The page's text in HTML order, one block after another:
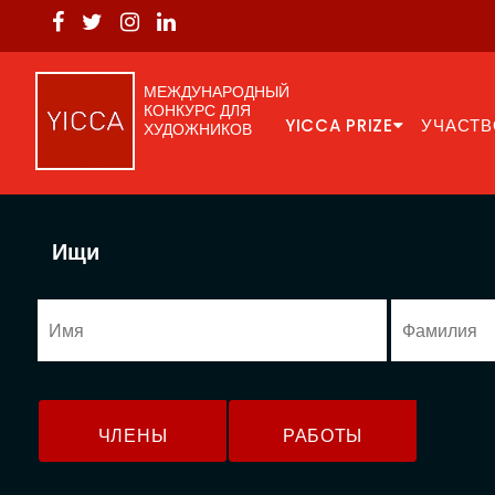
МЕЖДУНАРОДНЫЙ
КОНКУРС ДЛЯ
ХУДОЖНИКОВ
YICCA PRIZE
Ищи
ЧЛЕНЫ РАБОТЫ